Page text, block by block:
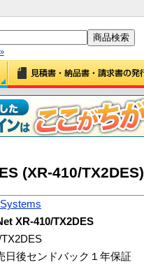
(XR-410/TX2DES)
XR-410/TX2DES
日後センドバック１年保証